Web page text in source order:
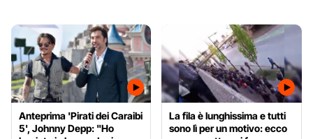
Anteprima 'Pirati dei Caraibi
5', Johnny Depp: "Ho
La fila è lunghissima e tutti
sono lì per un motivo: ecco